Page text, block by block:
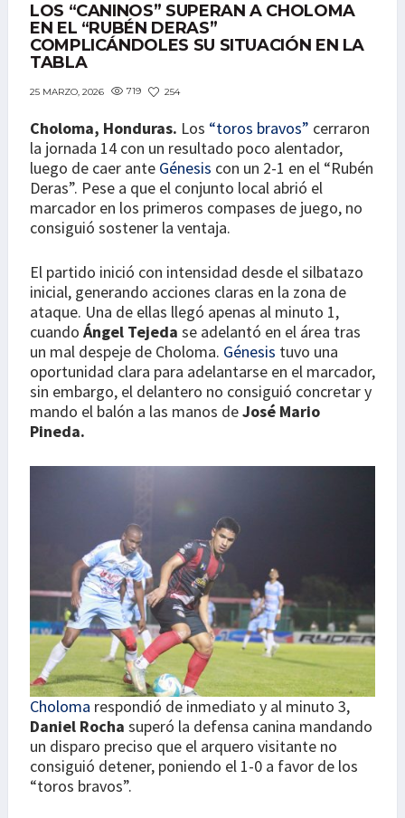
LOS “CANINOS” SUPERAN A CHOLOMA
EN EL “RUBÉN DERAS”
COMPLICÁNDOLES SU SITUACIÓN EN LA
TABLA
25 MARZO, 2026 719 254
Choloma, Honduras. Los “toros bravos” cerraron
la jornada 14 con un resultado poco alentador,
luego de caer ante Génesis con un 2-1 en el “Rubén
Deras”. Pese a que el conjunto local abrió el
marcador en los primeros compases de juego, no
consiguió sostener la ventaja.
El partido inició con intensidad desde el silbatazo
inicial, generando acciones claras en la zona de
ataque. Una de ellas llegó apenas al minuto 1,
cuando Ángel Tejeda se adelantó en el área tras
un mal despeje de Choloma. Génesis tuvo una
oportunidad clara para adelantarse en el marcador,
sin embargo, el delantero no consiguió concretar y
mando el balón a las manos deJosé Mario
Pineda.
Choloma respondió de inmediato y al minuto 3,
Daniel Rocha superó la defensa canina mandando
un disparo preciso que el arquero visitante no
consiguió detener, poniendo el 1-0 a favor de los
“toros bravos”.